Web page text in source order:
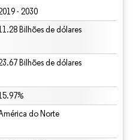
- 2030
Bilhões de dólares
Bilhões de dólares
do Norte